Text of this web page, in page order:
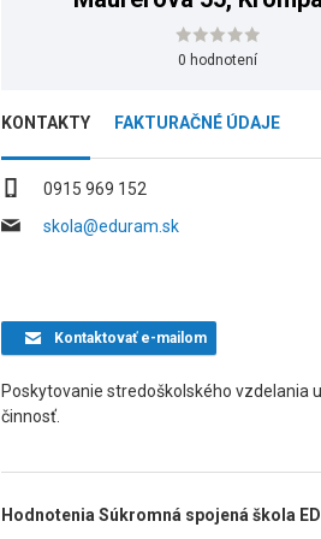
0 hodnotení
KONTAKTY FAKTURAČNÉ ÚDAJE
0915 969 152
skola@eduram.sk
Kontaktovaťe-mailom
Poskytovanie stredoškolského vzdelania
činnosť.
Hodnotenia Súkromná spojená škola